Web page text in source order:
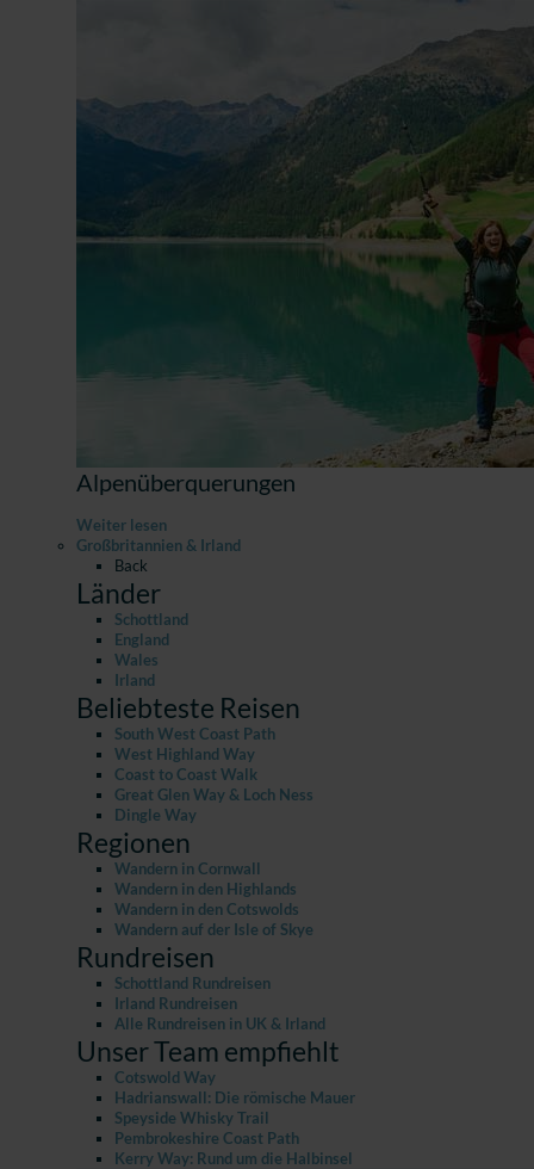
Alpenüberquerungen
Weiter lesen
Großbritannien & Irland
Back
Länder
Schottland
England
Wales
Irland
Beliebteste Reisen
South West Coast Path
West Highland Way
Coast to Coast Walk
Great Glen Way & Loch Ness
Dingle Way
Regionen
Wandern in Cornwall
Wandern in den Highlands
Wandern in den Cotswolds
Wandern auf der Isle of Skye
Rundreisen
Schottland Rundreisen
Irland Rundreisen
Alle Rundreisen in UK & Irland
Unser Team empfiehlt
Cotswold Way
Hadrianswall: Die römische Mauer
Speyside Whisky Trail
Pembrokeshire Coast Path
Kerry Way: Rund um die Halbinsel